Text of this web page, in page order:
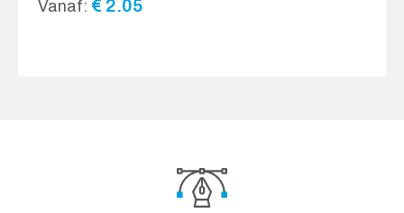
Vanaf: € 2.05